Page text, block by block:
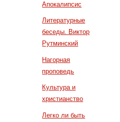
Апокалипсис
Литературные
беседы. Виктор
Рутминский
Нагорная
проповедь
Культура и
христианство
Легко ли быть